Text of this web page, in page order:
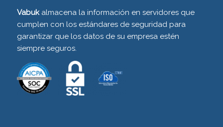
Vabukalmacena la información en servidores que
cumplen con los estándares de seguridad para
garantizar que los datos de su empresa estén
siempre seguros.